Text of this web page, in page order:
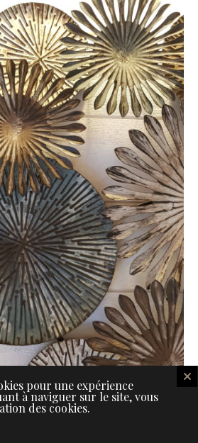
pour une expérience
à naviguer sur le site, vous
des cookies.